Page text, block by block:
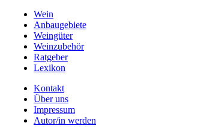
Wein
Anbaugebiete
Weingüter
Weinzubehör
Ratgeber
Lexikon
Kontakt
Über uns
Impressum
Autor/in werden